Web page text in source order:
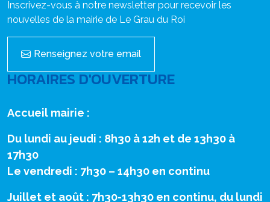
Inscrivez-vous à notre newsletter pour recevoir les
nouvelles de la mairie de Le Grau du Roi
Renseignez votre email
HORAIRES D'OUVERTURE
Accueil mairie :
Du lundi au jeudi : 8h30 à 12h et de 13h30 à
17h30
Le vendredi : 7h30 – 14h30 en continu
Juillet et août : 7h30-13h30 en continu, du lundi